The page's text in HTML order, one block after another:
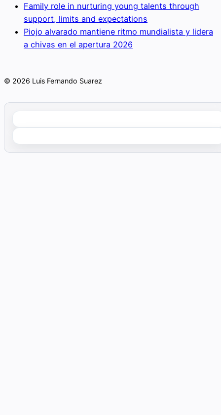
Family role in nurturing young talents through
support, limits and expectations
Piojo alvarado mantiene ritmo mundialista y lidera
a chivas en el apertura 2026
© 2026 Luis Fernando Suarez